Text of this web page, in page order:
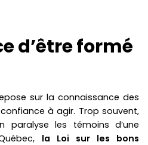
d’être formé
sur la connaissance des
à agir. Trop souvent,
les témoins d’une
la Loi sur les bons